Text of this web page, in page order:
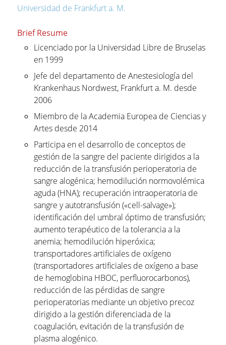
Universidad de Frankfurt a. M.
Brief Resume
Licenciado por la Universidad Libre de Bruselas
en 1999
Jefe del departamento de Anestesiología del
Krankenhaus Nordwest, Frankfurt a. M. desde
2006
Miembro de la Academia Europea de Ciencias y
Artes desde 2014
Participa en el desarrollo de conceptos de
gestión de la sangre del paciente dirigidos a la
reducción de la transfusión perioperatoria de
sangre alogénica; hemodilución normovolémica
aguda (HNA); recuperación intraoperatoria de
sangre y autotransfusión («cell-salvage»);
identificación del umbral óptimo de transfusión;
aumento terapéutico de la tolerancia a la
anemia; hemodilución hiperóxica;
transportadores artificiales de oxígeno
(transportadores artificiales de oxígeno a base
de hemoglobina HBOC, perfluorocarbonos),
reducción de las pérdidas de sangre
perioperatorias mediante un objetivo precoz
dirigido a la gestión diferenciada de la
coagulación, evitación de la transfusión de
plasma alogénico.